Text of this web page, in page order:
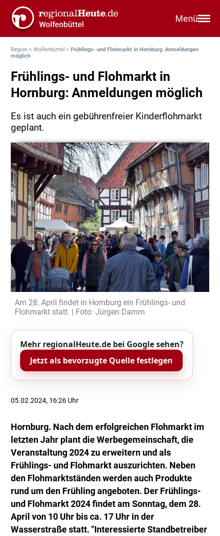
Menü
Region >Wolfenbüttel >Frühlings- und Flohmarkt in Hornburg: Anmeldungen
möglich
Frühlings- und Flohmarkt in
Hornburg: Anmeldungen möglich
Es ist auch ein gebührenfreier Kinderflohmarkt
geplant.
Am 28. April findet in Hornburg ein Frühlings- und
Flohmarkt statt. | Foto: Jürgen Damm
Mehr regionalHeute.de bei Google sehen?
Jetzt als bevorzugte Quelle festlegen
05.02.2024, 16:26 Uhr
Hornburg. Nach dem erfolgreichen Flohmarkt im
letzten Jahr plant die Werbegemeinschaft, die
Veranstaltung 2024 zu erweitern und als
Frühlings- und Flohmarkt auszurichten. Neben
den Flohmarktständen werden auch Produkte
rund um den Frühling angeboten. Der Frühlings-
und Flohmarkt 2024 findet am Sonntag, dem 28.
April von 10 Uhr bis ca. 17 Uhr in der
Wasserstraße statt. "Interessierte Standbetreiber